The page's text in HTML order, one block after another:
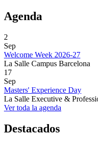
Agenda
2
Sep
Welcome Week 2026-27
La Salle Campus Barcelona
17
Sep
Masters' Experience Day
La Salle Executive &
Ver toda la agenda
Destacados